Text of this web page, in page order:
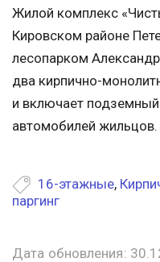
Жилой комплекс
Кировском районе
лесопарком
два кирпично-
и включает
автомобилей жильцов.
16-этажные,
паргинг
Дата обновления: